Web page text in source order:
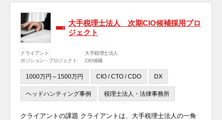
大手税理士法人 次期CIO候補採用プロ
ジェクト
クライアント:
大手税理士法人
ポジション・プロジェクト:
CIO候補
1000万円～1500万円 CIO / CTO / CDO DX
ヘッドハンティング事例 税理士法人・法律事務所
クライアントの課題 クライアントは、大手税理士法人の一角